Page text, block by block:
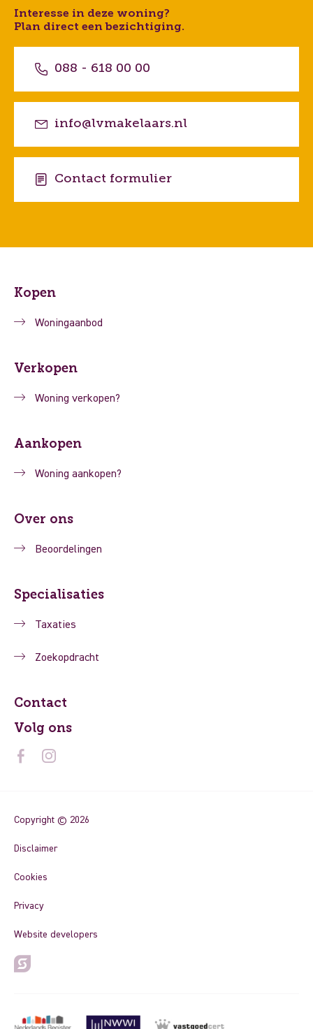
Interesse in deze woning?
Plan direct een bezichtiging.
088 - 618 00 00
info@lvmakelaars.nl
Contact formulier
Kopen
Woningaanbod
Verkopen
Woning verkopen?
Aankopen
Woning aankopen?
Over ons
Beoordelingen
Specialisaties
Taxaties
Zoekopdracht
Contact
Volg ons
Copyright © 2026
Disclaimer
Cookies
Privacy
Website developers